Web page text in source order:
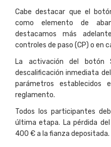
Cabe destacar que el
como elemento de
destacamos más
controles de paso (CP) o en
La activación del botón
descalificación inmediata
parámetros
reglamento.
Todos los participantes
última etapa. La pérdida
400 € a la fianza depositada.